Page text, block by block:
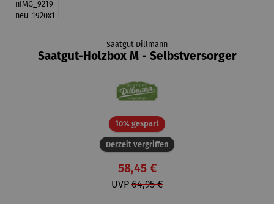
Saatgut Dillmann
Saatgut-Holzbox M - Selbstversorger
Derzeit vergriffen
10% gespartRabatt
58,45 €
UVP 64,95 €